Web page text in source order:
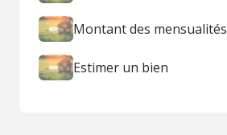
Montant des mensualités
Estimer un bien